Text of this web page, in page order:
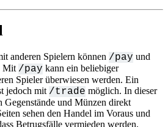
anderen Spielern können /pay und
Mit /pay kann ein beliebiger
Spieler überwiesen werden. Ein
jedoch mit /trade möglich. In dieser
Gegenstände und Münzen direkt
sehen den Handel im Voraus und
Betrugsfälle vermieden werden.